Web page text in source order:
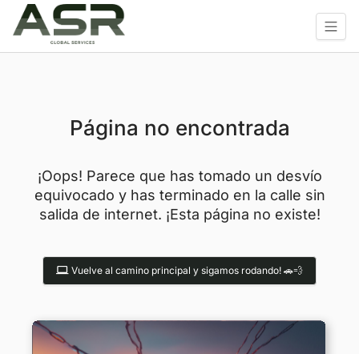
Página no encontrada
¡Oops! Parece que has tomado un desvío
equivocado y has terminado en la calle sin
salida de internet. ¡Esta página no existe!
Vuelve al camino principal y sigamos rodando! 🚗💨